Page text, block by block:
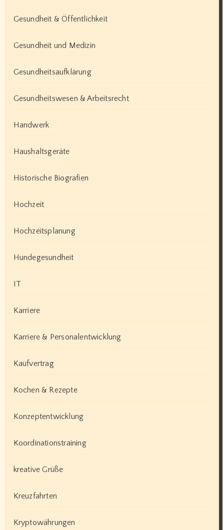
Gesundheit & Öffentlichkeit
Gesundheit und Medizin
Gesundheitsaufklärung
Gesundheitswesen & Arbeitsrecht
Handwerk
Haushaltsgeräte
Historische Biografien
Hochzeit
Hochzeitsplanung
Hundegesundheit
IT
Karriere
Karriere & Personalentwicklung
Kaufvertrag
Kochen & Rezepte
Konzeptentwicklung
Koordinationstraining
kreative Grüße
Kreuzfahrten
Kryptowährungen